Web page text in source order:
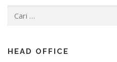
untuk:
HEAD OFFICE